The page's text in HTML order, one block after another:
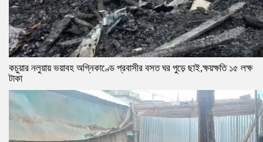
কচুয়ার নলুয়ায় ভয়াবহ অগ্নিকাণ্ডে প্রবাসীর বসত ঘর পুড়ে ছাই,ক্ষয়ক্ষতি ১৫ লক্ষ
টাকা